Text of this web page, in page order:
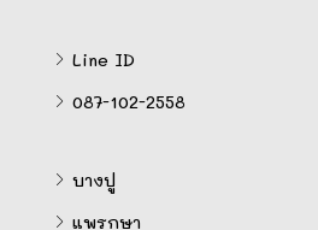
Line ID
087-102-2558
บางปู
แพรกษา